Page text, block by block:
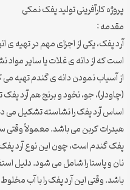
پروژه کارآفرینی تولید پفک نمکی
مقدمه :
آرد پفک، یکی از اجزای مهم در تهیه
است که از دانه ی غلات یا سایر مواد
از آسیاب نمودن دانه ی گندم تهیه می
(چاودار)، جو، نخود و برنج هم آرد
اساس آرد پفک را نشاسته تشکیل می
هیدرات کربن می باشد. معمولاً وقتی
پفک گندم است، چون این نوع آرد
نان و پاستا را شامل می شود. دلیل
باشد. وقتی این آرد پفک را با آب